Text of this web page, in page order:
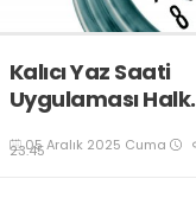
Kalıcı Yaz Saati
Uygulaması
Ediyor!
05 Aralık 2025 Cuma
23:45